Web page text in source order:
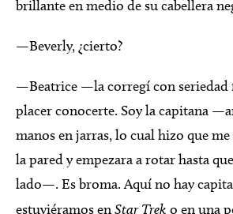
brillante en medio de su cabellera
—Beverly, ¿cierto?
—Beatrice —la corregí con
placer conocerte. Soy la capitana
manos en jarras, lo cual hizo que
la pared y empezara a rotar hasta
lado—. Es broma. Aquí no hay
estuviéramos enStar Trek o en una